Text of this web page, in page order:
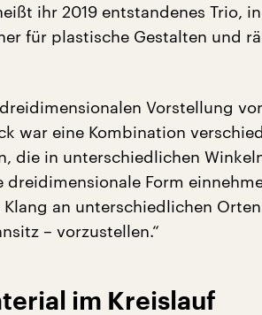
ihr 2019 entstandenes Trio,
für plastische Gestalten und
Vorstellung
war eine Kombination
die in unterschiedlichen
Form
an unterschiedlichen
– vorzustellen.“
im Kreislauf